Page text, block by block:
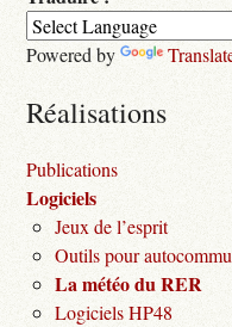
Powered by
Réalisations
Publications
Logiciels
Jeux de l’esprit
Outils pour
La météo du RER
Logiciels HP48